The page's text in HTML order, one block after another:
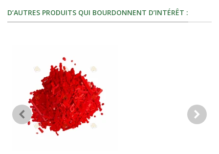
D’AUTRES PRODUITS QUI BOURDONNENT D’INTÉRÊT :